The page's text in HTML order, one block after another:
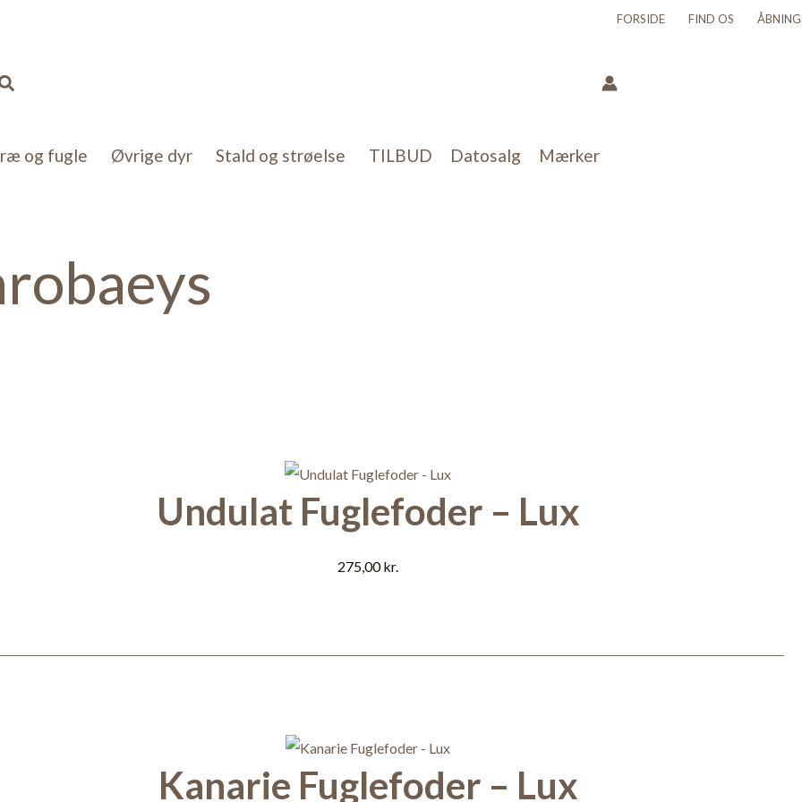
FORSIDE FIND OS
og fugle Øvrige dyr Stald og strøelse TILBUD Datosalg Mærker
Undulat Fuglefoder – Lux
275,00kr.
Kanarie Fuglefoder – Lux